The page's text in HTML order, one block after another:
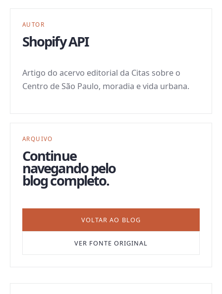
AUTOR
Shopify API
Artigo do acervo editorial da Citas sobre o
Centro de São Paulo, moradia e vida urbana.
ARQUIVO
Continue
navegando pelo
blog completo.
VOLTAR AO BLOG
VER FONTE ORIGINAL